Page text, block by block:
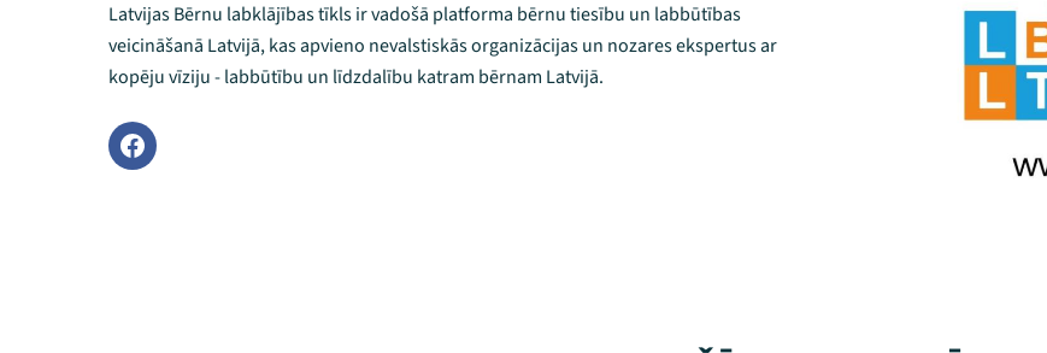
Latvijas Bērnu labklājības tīkls ir vadošā platforma bērnu tiesību un labbūtības
veicināšanā Latvijā, kas apvieno nevalstiskās organizācijas un nozares ekspertus ar
kopēju vīziju - labbūtību un līdzdalību katram bērnam Latvijā.